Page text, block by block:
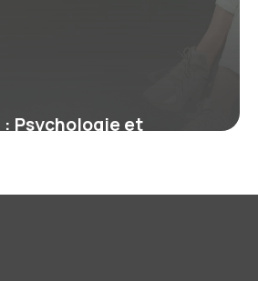
: Psychologie et